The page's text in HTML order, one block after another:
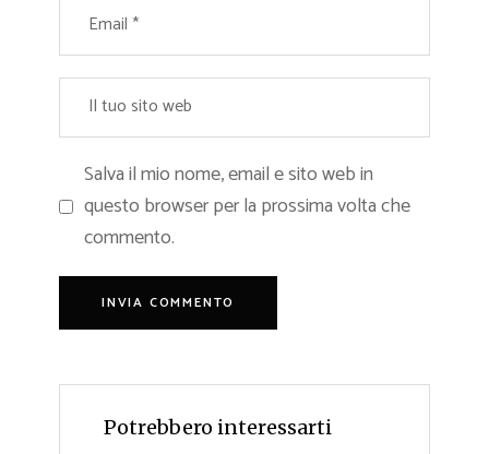
Salva il mio nome, email e sito web in
questo browser per la prossima volta che
commento.
Potrebbero interessarti